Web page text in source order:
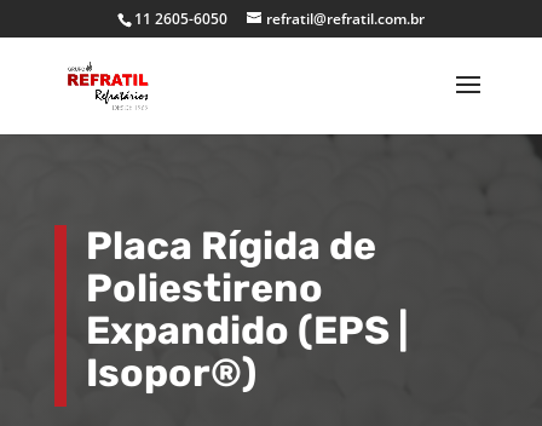
11 2605-6050 refratil@refratil.com.br
Placa Rígida de
Poliestireno
Expandido (EPS |
Isopor®)